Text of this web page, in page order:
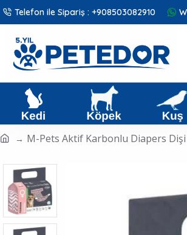
Telefon ile Sipariş : +908503082910
M-Pets Aktif Karbonlu Diapers